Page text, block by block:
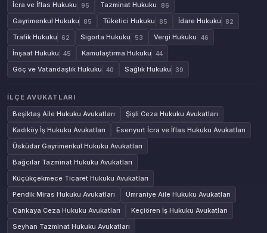
İcra ve İflas Hukuku 95 Tazminat Hukuku 86
Gayrimenkul Hukuku 85 Tüketici Hukuku 85 İdare Hukuku 82
Trafik Hukuku 62 Sigorta Hukuku 53 Vergi Hukuku 46
İnşaat Hukuku 45 Kamulaştırma Hukuku 44
Göç ve Vatandaşlık Hukuku 40 Sağlık Hukuku 39
İLÇE AVUKATLARI
Beşiktaş Aile Hukuku Avukatları
Şişli Ceza Hukuku Avukatları
Kadıköy İş Hukuku Avukatları
Esenyurt İcra ve İflas Hukuku Avukatları
Üsküdar Gayrimenkul Hukuku Avukatları
Bağcılar Tazminat Hukuku Avukatları
Küçükçekmece Ticaret Hukuku Avukatları
Pendik Miras Hukuku Avukatları
Ümraniye Aile Hukuku Avukatları
Çankaya Ceza Hukuku Avukatları
Keçiören İş Hukuku Avukatları
Seyhan Tazminat Hukuku Avukatları